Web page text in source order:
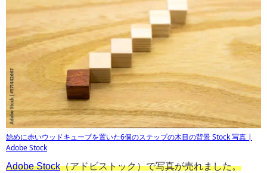
始めに赤いウッドキューブを置いた6個のステップの木目の背景 Stock 写真 |
Adobe Stock
Adobe Stock（アドビストック）で写真が売れました。